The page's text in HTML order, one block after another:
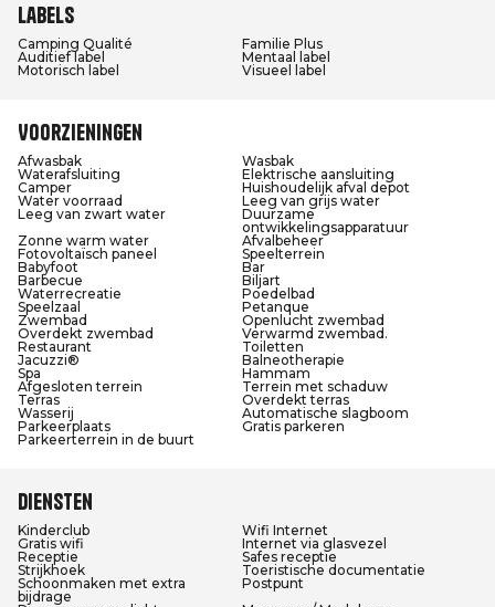
Labels
Camping Qualité
Familie Plus
Auditief label
Mentaal label
Motorisch label
Visueel label
Voorzieningen
Afwasbak
Wasbak
Waterafsluiting
Elektrische aansluiting
Camper
Huishoudelijk afval depot
Water voorraad
Leeg van grijs water
Leeg van zwart water
Duurzame
ontwikkelingsapparatuur
Zonne warm water
Afvalbeheer
Fotovoltaïsch paneel
Speelterrein
Babyfoot
Bar
Barbecue
Biljart
Waterrecreatie
Poedelbad
Speelzaal
Petanque
Zwembad
Openlucht zwembad
Overdekt zwembad
Verwarmd zwembad.
Restaurant
Toiletten
Jacuzzi®
Balneotherapie
Spa
Hammam
Afgesloten terrein
Terrein met schaduw
Terras
Overdekt terras
Wasserij
Automatische slagboom
Parkeerplaats
Gratis parkeren
Parkeerterrein in de buurt
Diensten
Kinderclub
Wifi Internet
Gratis wifi
Internet via glasvezel
Receptie
Safes receptie
Strijkhoek
Toeristische documentatie
Schoonmaken met extra
bijdrage
Postpunt